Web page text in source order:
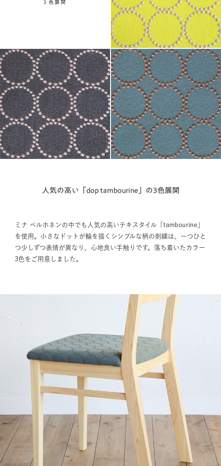
人気の高い「dop tambourine」の3色展開
ミナ ペルホネンの中でも人気の高いテキスタイル「tambourine」
を使用。小さなドットが輪を描くシンプルな柄の刺繍は、一つひと
つ少しずつ表情が異なり、心地良い手触りです。落ち着いたカラー
3色をご用意しました。